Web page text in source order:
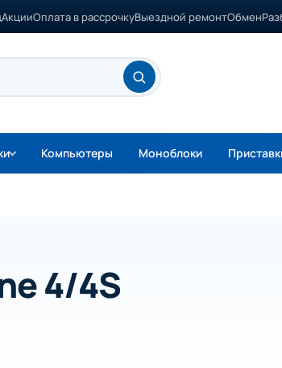
АкцииОплата в рассрочкуВыездной ремонтОбмен
Компьютеры Моноблоки
4/4S